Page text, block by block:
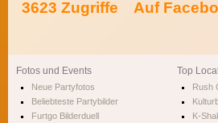
3623 Zugriffe
Auf
Fotos und Events
Neue Partyfotos
Beliebteste Partybilder
Furtgo Bilderduell
Top
Rush
K-